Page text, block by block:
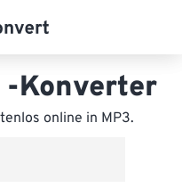
-Konverter
online in MP3.